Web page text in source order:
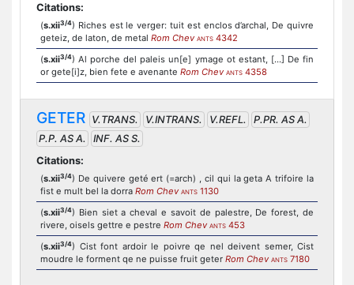
Citations:
(s.xii3/4) Riches est le verger: tuit est enclos d’archal, De quivre
geteiz, de laton, de metal Rom Chev ANTS 4342
(s.xii3/4) Al porche del paleis un[e] ymage ot estant, [...] De fin
or gete[i]z, bien fete e avenante Rom Chev ANTS 4358
GETER V.TRANS. V.INTRANS. V.REFL.
P.PR. AS A.
P.P. AS A.
INF. AS S.
Citations:
(s.xii3/4) De quivere geté ert (=arch) , cil qui la geta A trifoire la
fist e mult bel la dorra Rom Chev ANTS 1130
(s.xii3/4) Bien siet a cheval e savoit de palestre, De forest, de
rivere, oisels gettre e pestre Rom Chev ANTS 453
(s.xii3/4) Cist font ardoir le poivre qe nel deivent semer, Cist
moudre le forment qe ne puisse fruit geter Rom Chev ANTS 7180